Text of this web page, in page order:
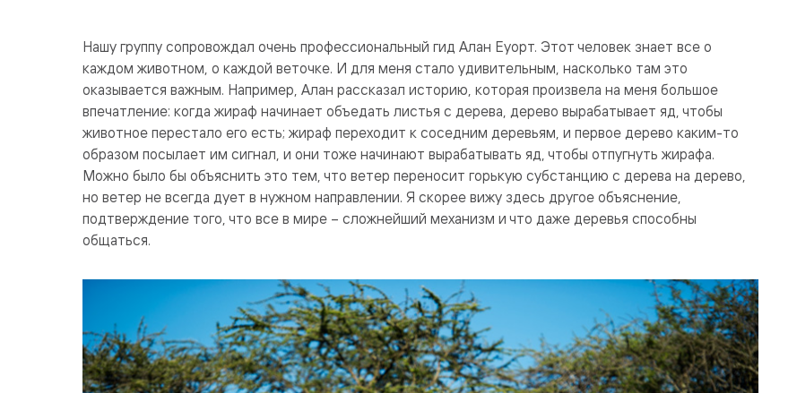
Нашу группу сопровождал очень профессиональный гид Алан Еуорт. Этот человек знает все о
каждом животном, о каждой веточке. И для меня стало удивительным, насколько там это
оказывается важным. Например, Алан рассказал историю, которая произвела на меня большое
впечатление: когда жираф начинает объедать листья с дерева, дерево вырабатывает яд, чтобы
животное перестало его есть; жираф переходит к соседним деревьям, и первое дерево каким-то
образом посылает им сигнал, и они тоже начинают вырабатывать яд, чтобы отпугнуть жирафа.
Можно было бы объяснить это тем, что ветер переносит горькую субстанцию с дерева на дерево,
но ветер не всегда дует в нужном направлении. Я скорее вижу здесь другое объяснение,
подтверждение того, что все в мире – сложнейший механизм и что даже деревья способны
общаться.